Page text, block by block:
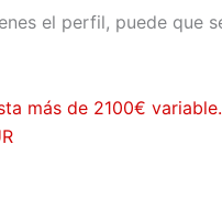
el perfil, puede que
más de 2100€ variable.